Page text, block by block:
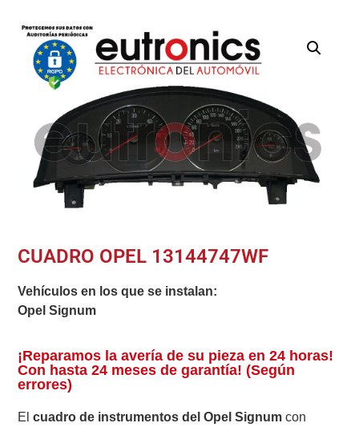
CUADRO OPEL 13144747WF
Vehículos en los que se instalan:
Opel Signum
¡Reparamos la avería de su pieza en 24 horas!
Con hasta 24 meses de garantía! (Según
errores)
Elcuadro de instrumentos del Opel Signumcon